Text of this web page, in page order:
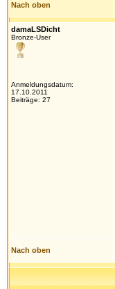
Nach oben
damaLSDicht
Bronze-User
Anmeldungsdatum:
17.10.2011
Beiträge: 27
Nach oben